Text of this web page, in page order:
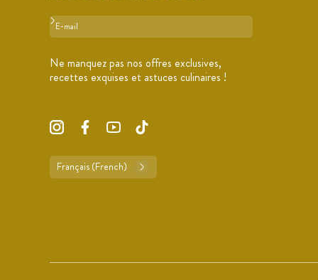
Format : adresse@email.com
Ne manquez pas nos offres exclusives,
recettes exquises et astuces culinaires !
Français (French)